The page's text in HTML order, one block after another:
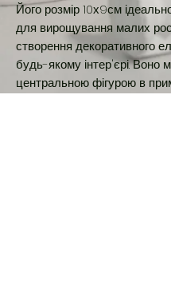
Його розмір 10х9см
для вирощування малих
створення декоративного
будь-якому інтер'єрі. Воно
центральною фігурою в